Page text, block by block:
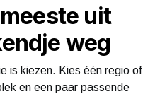
uit
weg
is kiezen. Kies één regio of
en een paar passende